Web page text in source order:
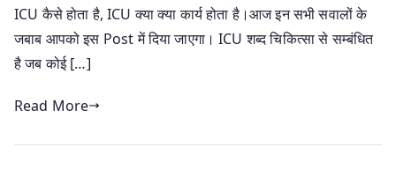
ICU कैसे होता है, ICU क्या क्या कार्य होता है।आज इन सभी सवालों के
जबाब आपको इस Post में दिया जाएगा। ICU शब्द चिकित्सा से सम्बंधित
है जब कोई […]
Read More